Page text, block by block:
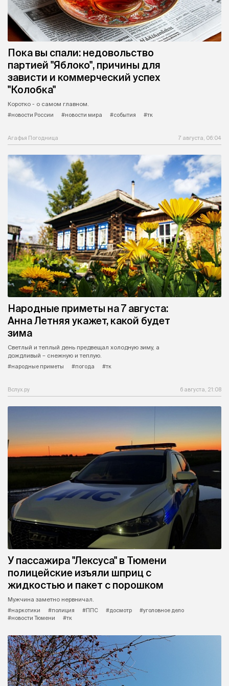
Пока вы спали: недовольство
партией "Яблоко", причины для
зависти и коммерческий успех
"Колобка"
Коротко - о самом главном.
#новости России
#новости мира #события #тк
Агафья Погодница 7 августа, 06:04
Народные приметы на 7 августа:
Анна Летняя укажет, какой будет
зима
Светлый и теплый день предвещал холодную зиму, а
дождливый – снежную и теплую.
#народные приметы
#погода #тк
Вслух.ру 6 августа, 21:08
У пассажира "Лексуса" в Тюмени
полицейские изъяли шприц с
жидкостью и пакет с порошком
Мужчина заметно нервничал.
#наркотики
#полиция #ППС #досмотр
#уголовное дело
#новости Тюмени
#тк